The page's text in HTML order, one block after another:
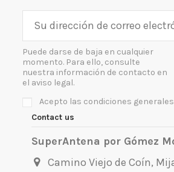
Puede darse de baja en cualquier
momento. Para ello, consulte
nuestra información de contacto en
el aviso legal.
Acepto las condiciones
Contact us
SuperAntena por Gómez
Camino Viejo de Coín,